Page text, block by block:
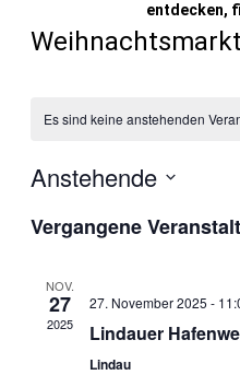
entdecken,
Weihnachtsmarkt
Es sind keine anstehenden
Anstehende
wählen.
Vergangene
NOV.
27
2025
27. November 2025 -
Lindauer
Lindau